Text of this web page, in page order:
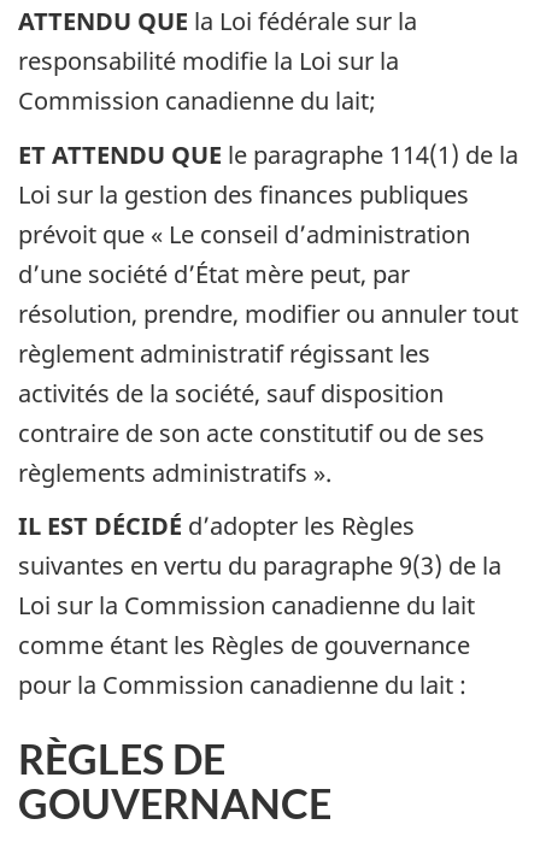
ATTENDU QUE la Loi fédérale sur la
responsabilité modifie la Loi sur la
Commission canadienne du lait;
ET ATTENDU QUE le paragraphe 114(1) de la
Loi sur la gestion des finances publiques
prévoit que « Le conseil d’administration
d’une société d’État mère peut, par
résolution, prendre, modifier ou annuler tout
règlement administratif régissant les
activités de la société, sauf disposition
contraire de son acte constitutif ou de ses
règlements administratifs ».
IL EST DÉCIDÉ d’adopter les Règles
suivantes en vertu du paragraphe 9(3) de la
Loi sur la Commission canadienne du lait
comme étant les Règles de gouvernance
pour la Commission canadienne du lait :
RÈGLES DE
GOUVERNANCE